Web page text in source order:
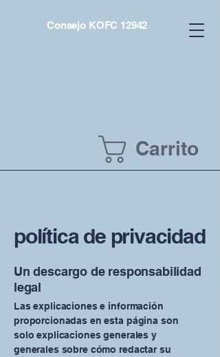
Consejo KOFC 12942
Carrito
política de privacidad
Un descargo de responsabilidad
legal
Las explicaciones e información
proporcionadas en esta página son
solo explicaciones generales y
generales sobre cómo redactar su